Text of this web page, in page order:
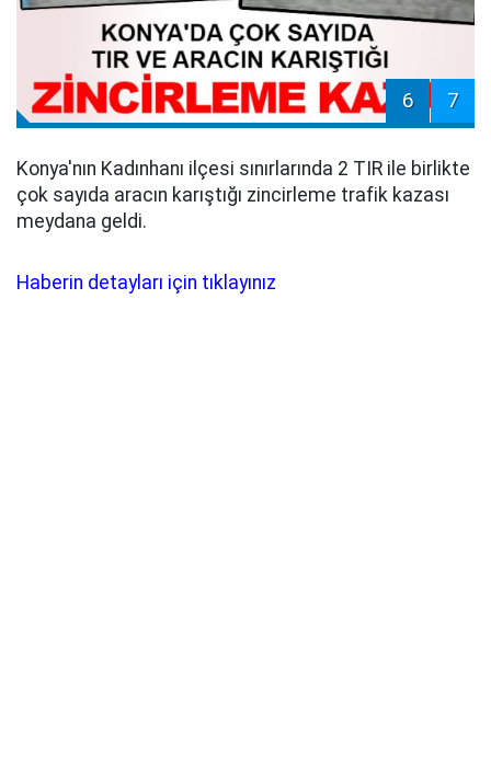
6 7
Konya'nın Kadınhanı ilçesi sınırlarında 2 TIR ile birlikte
çok sayıda aracın karıştığı zincirleme trafik kazası
meydana geldi.
Haberin detayları için tıklayınız